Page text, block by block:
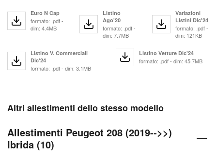
Euro N Cap
formato: .pdf -
dim: 4.4MB
Listino
Ago'20
formato: .pdf -
dim: 7.7MB
Variazioni
Listini Dic'24
formato: .pdf -
dim: 121KB
Listino V. Commerciali
Dic'24
formato: .pdf - dim: 3.1MB
Listino Vetture Dic'24
formato: .pdf - dim: 45.7MB
Altri allestimenti dello stesso modello
Allestimenti Peugeot 208 (2019-->>)
Ibrida (10)